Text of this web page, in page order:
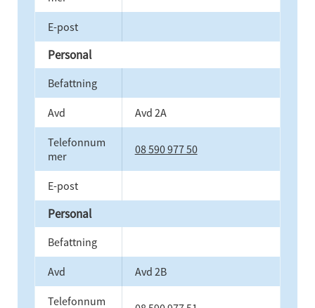
E-post
Personal
Befattning
Avd Avd 2A
Telefonnum
mer
08 590 977 50
E-post
Personal
Befattning
Avd Avd 2B
Telefonnum